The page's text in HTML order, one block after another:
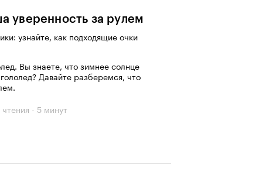
уверенность за рулем
узнайте, как подходящие очки
Вы знаете, что зимнее солнце
Давайте разберемся, что
- 5 минут